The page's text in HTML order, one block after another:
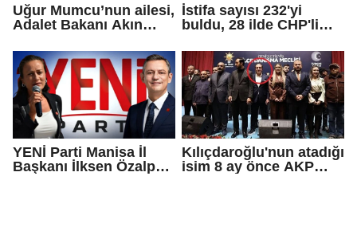
Uğur Mumcu’nun ailesi,
Adalet Bakanı Akın
İstifa sayısı 232'yi
buldu, 28 ilde CHP'li
YENİ Parti Manisa İl
Başkanı İlksen Özalper
Kılıçdaroğlu'nun atadığı
isim 8 ay önce AKP